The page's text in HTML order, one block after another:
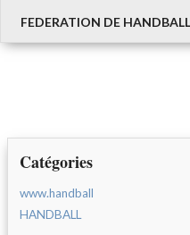
FEDERATION DE HANDBALL
Catégories
www.handball
HANDBALL